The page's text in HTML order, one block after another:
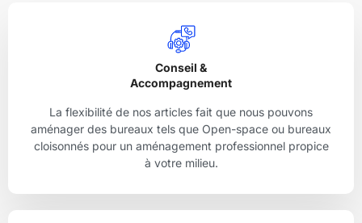
Conseil &
Accompagnement
La flexibilité de nos articles fait que nous pouvons
aménager des bureaux tels que Open-space ou bureaux
cloisonnés pour un aménagement professionnel propice
à votre milieu.